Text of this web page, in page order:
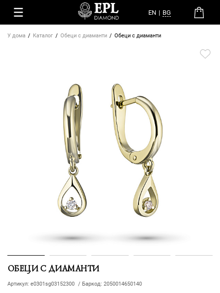
EN | BG
У дома Каталог Обеци с диаманти Обеци с диаманти
ОБЕЦИ С ДИАМАНТИ
Артикул: e0301sg03152300 / Баркод: 2050014650140